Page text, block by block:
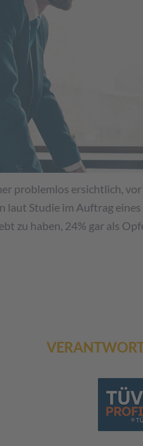
problemlos ersichtlich,
laut Studie im Auftrag
zu haben, 24% gar als